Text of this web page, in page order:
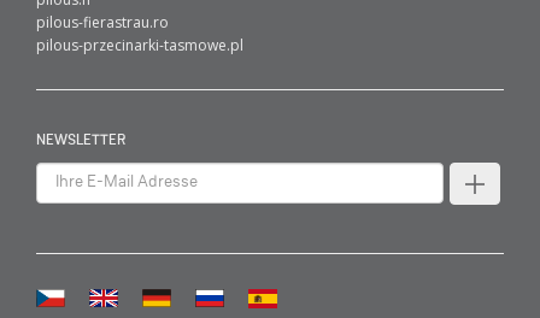
pilous-fierastrau.ro
pilous-przecinarki-tasmowe.pl
NEWSLETTER